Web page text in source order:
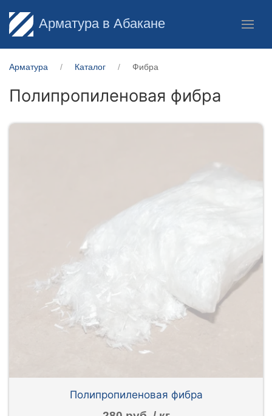
Арматура в Абакане
Арматура Каталог Фибра
Полипропиленовая фибра
Полипропиленовая фибра